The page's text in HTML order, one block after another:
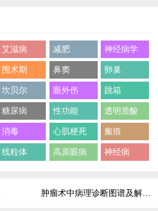
艾滋病 减肥 神经病学
围术期 鼻窦 卵巢
坎贝尔 眼外伤 跳箱
糖尿病 性功能 透明质酸
消毒 心肌梗死 瘢痕
线粒体 高原眼病 神经病